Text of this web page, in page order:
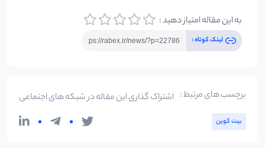
به این مقاله امتیاز دهید :
لینک کوتاه :
برچسب های مرتبط :
بیت کوین
اشتراک گذاری این مقاله در شبکه های اجتماعی